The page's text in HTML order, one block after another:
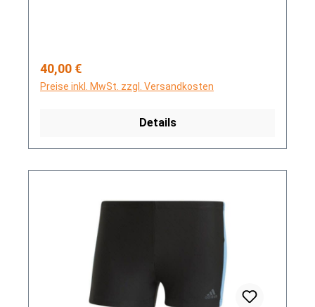
Regulärer Preis:
40,00 €
Preise inkl. MwSt. zzgl. Versandkosten
Details